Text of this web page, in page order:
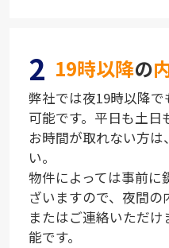
2 19時以降の
弊社では夜19時以降
可能です。平日も土日
お時間が取れない方
い。
物件によっては事前に
ざいますので、夜間
またはご連絡いただ
能です。